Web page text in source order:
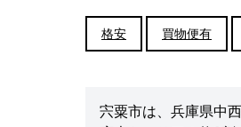
格安 買物便有
宍粟市は、兵庫県中